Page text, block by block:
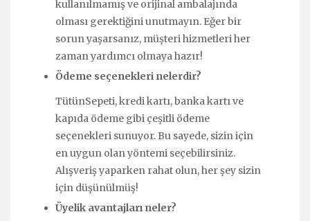
kullanılmamış ve orijinal ambalajında
olması gerektiğini unutmayın. Eğer bir
sorun yaşarsanız, müşteri hizmetleri her
zaman yardımcı olmaya hazır!
Ödeme seçenekleri nelerdir?
TütünSepeti, kredi kartı, banka kartı ve
kapıda ödeme gibi çeşitli ödeme
seçenekleri sunuyor. Bu sayede, sizin için
en uygun olan yöntemi seçebilirsiniz.
Alışveriş yaparken rahat olun, her şey sizin
için düşünülmüş!
Üyelik avantajları neler?